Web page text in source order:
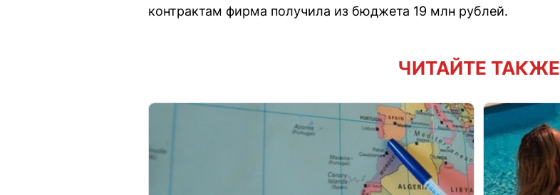
контрактам фирма получила из бюджета 19 млн рублей.
ЧИТАЙТЕ ТАКЖЕ